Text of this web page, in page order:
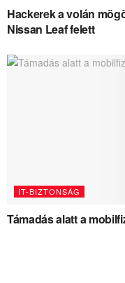
Hackerek a volán
Nissan Leaf felett
IT-BIZTONSÁG
Támadás alatt a